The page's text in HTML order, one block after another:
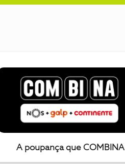
A poupança que COMBINA